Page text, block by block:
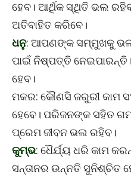
ହେବ। ଆର୍ଥିକ ସ୍ଥିତି ଭଲ
ଅତିବାହିତ କରିବେ।
ଧନୁ: ଆପଣଙ୍କ ସମ୍ମୁଖକୁ ଭଲ
ପାଇଁ ନିଷ୍ପତ୍ତି
ହେବ।
ମକର: କୌଣସି ଜରୁରୀ କାମ
ହେବେ। ପରିଜନଙ୍କ ସହିତ
ପ୍ରେମ ଜୀବନ ଭଲ ରହିବ।
କୁମ୍ଭ: ଧୈର୍ଯ୍ୟ ଧରି କାମ
ସନ୍ତାନର ଉନ୍ନତି ସୁନିଶ୍ଚିତ